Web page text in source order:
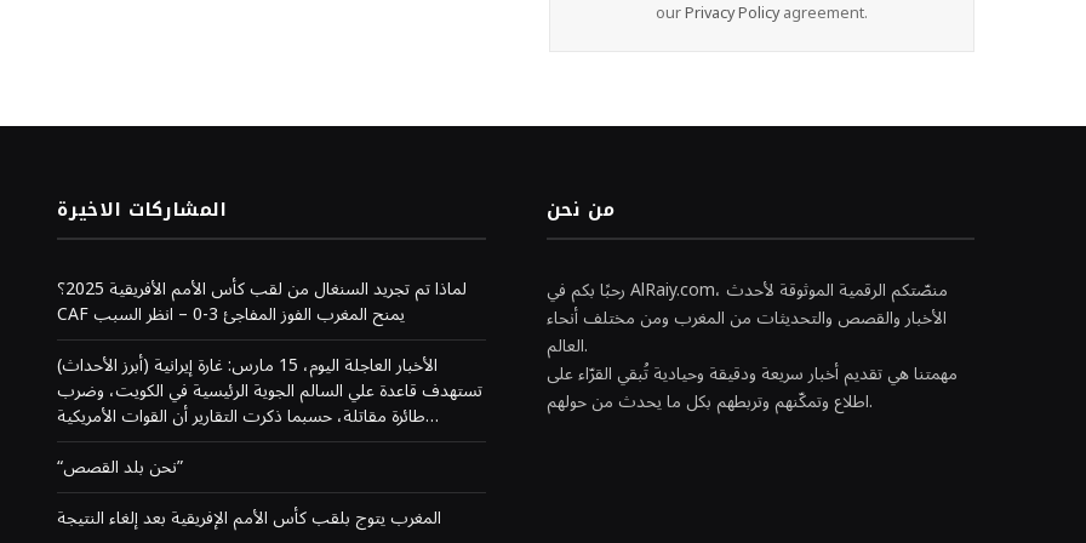
ourPrivacy Policyagreement.
المشاركات الاخيرة
لماذا تم تجريد السنغال من لقب كأس الأمم الأفريقية 2025؟
CAF يمنح المغرب الفوز المفاجئ 3-0 – انظر السبب
(أبرز الأحداث) الأخبار العاجلة اليوم، 15 مارس: غارة إيرانية
تستهدف قاعدة علي السالم الجوية الرئيسية في الكويت، وضرب
طائرة مقاتلة، حسبما ذكرت التقارير أن القوات الأمريكية…
“نحن بلد القصص”
المغرب يتوج بلقب كأس الأمم الإفريقية بعد إلغاء النتيجة
من نحن
رحبًا بكم في AlRaiy.com، منصّتكم الرقمية الموثوقة لأحدث
الأخبار والقصص والتحديثات من المغرب ومن مختلف أنحاء
العالم.
مهمتنا هي تقديم أخبار سريعة ودقيقة وحيادية تُبقي القرّاء على
اطلاع وتمكّنهم وتربطهم بكل ما يحدث من حولهم.